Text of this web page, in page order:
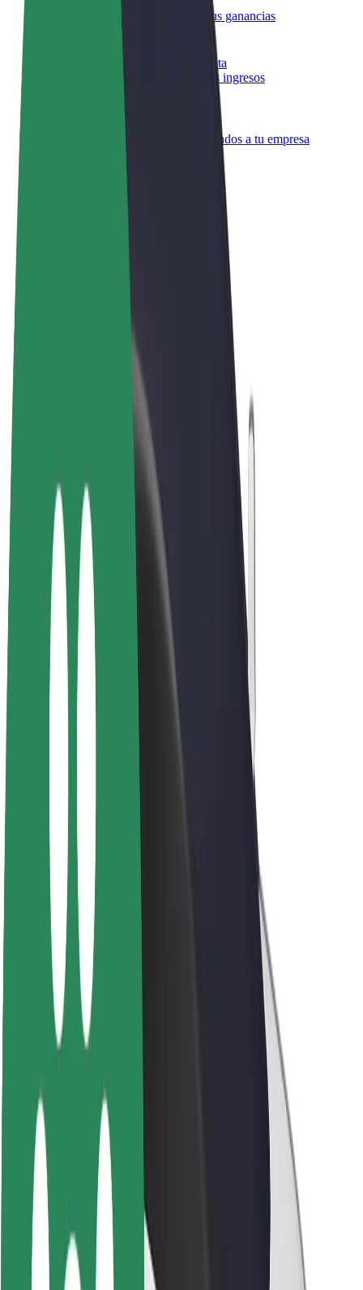
Llega a más clientes y maximiza tus ganancias
Registrarse como propietario de flota
Añade tu flota a Bolt y potencia tus ingresos
Productos y servicios de Bolt adaptados a tu empresa
Bolt Drive
Bolt para empresas
Bicis
Bolt Plus
Colabora con Bolt
Conductores
Empresa
Trabaja con nosotros
Acerca de Bolt
Sostenibilidad en Bolt
Project Zero
Blog
Sala de prensa
Directrices de la marca
Relación con inversores
Liderazgo
Marca
Medios
Fondo Urbano
Seguridad
Seguridad para usuarios